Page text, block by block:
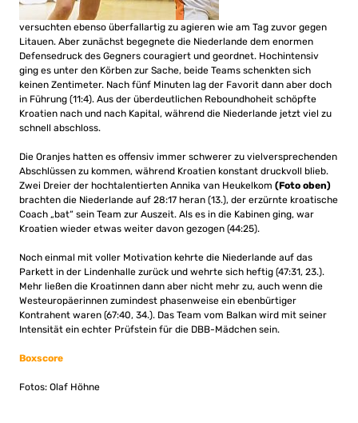
versuchten ebenso überfallartig zu agieren wie am Tag zuvor gegen
Litauen. Aber zunächst begegnete die Niederlande dem enormen
Defensedruck des Gegners couragiert und geordnet. Hochintensiv
ging es unter den Körben zur Sache, beide Teams schenkten sich
keinen Zentimeter. Nach fünf Minuten lag der Favorit dann aber doch
in Führung (11:4). Aus der überdeutlichen Reboundhoheit schöpfte
Kroatien nach und nach Kapital, während die Niederlande jetzt viel zu
schnell abschloss.
Die Oranjes hatten es offensiv immer schwerer zu vielversprechenden
Abschlüssen zu kommen, während Kroatien konstant druckvoll blieb.
Zwei Dreier der hochtalentierten Annika van Heukelkom (Foto oben)
brachten die Niederlande auf 28:17 heran (13.), der erzürnte kroatische
Coach „bat“ sein Team zur Auszeit. Als es in die Kabinen ging, war
Kroatien wieder etwas weiter davon gezogen (44:25).
Noch einmal mit voller Motivation kehrte die Niederlande auf das
Parkett in der Lindenhalle zurück und wehrte sich heftig (47:31, 23.).
Mehr ließen die Kroatinnen dann aber nicht mehr zu, auch wenn die
Westeuropäerinnen zumindest phasenweise ein ebenbürtiger
Kontrahent waren (67:40, 34.). Das Team vom Balkan wird mit seiner
Intensität ein echter Prüfstein für die DBB-Mädchen sein.
Boxscore
Fotos: Olaf Höhne